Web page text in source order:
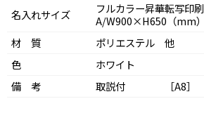
名入れサイズ
フルカラー昇華転写印
A/W900×H650（mm）
材 質
ポリエステル 他
色
ホワイト
備 考
取説付 ［A8］